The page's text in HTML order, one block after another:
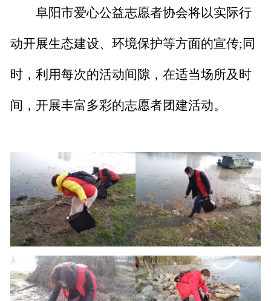
阜阳市爱心公益志愿者协会将以实际行
动开展生态建设、环境保护等方面的宣传;同
时，利用每次的活动间隙，在适当场所及 时
间，开展丰富多彩的志愿者团建活动。